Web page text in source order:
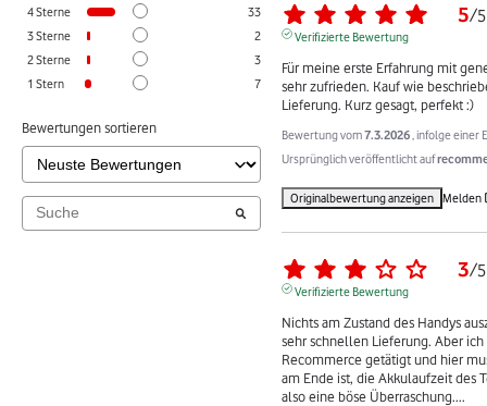
4Sterne
33
3Sterne
2
2Sterne
3
1 Stern 7
Bewertungen sortieren
5/5
Verifizierte Bewertung
Für meine erste Erfahrung mit
sehr zufrieden. Kauf wie
Lieferung. Kurz gesagt, perfekt :)
Bewertung vom7.3.2026 , infolge einer
Ursprünglich veröffentlicht auf
Originalbewertung anzeigen Melden
3/5
Verifizierte Bewertung
Nichts am Zustand des Handys
sehr schnellen Lieferung. Aber
Recommerce getätigt und hier
am Ende ist, die Akkulaufzeit des
also eine böse Überraschung....